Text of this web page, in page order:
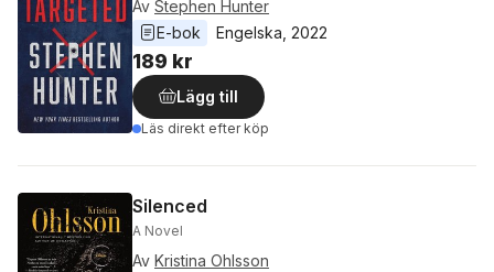
Av Stephen Hunter
E-bok
Engelska 2022
189 kr
Lägg till
Läs direkt efter köp
Silenced
A Novel
Av Kristina Ohlsson